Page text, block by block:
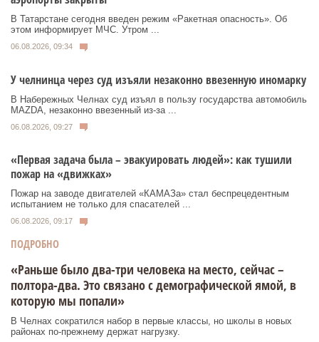
В Татарстане сегодня введен режим «Ракетная опасность». Об
этом информирует МЧС. Утром ...
06.08.2026, 09:34
У челнинца через суд изъяли незаконно ввезенную иномарку
В Набережных Челнах суд изъял в пользу государства автомобиль
MAZDA, незаконно ввезенный из‑за ...
06.08.2026, 09:27
«Первая задача была – эвакуировать людей»: как тушили
пожар на «движках»
Пожар на заводе двигателей «КАМАЗа» стал беспрецедентным
испытанием не только для спасателей ...
06.08.2026, 09:17
ПОДРОБНО
«Раньше было два-три человека на место, сейчас –
полтора-два. Это связано с демографической ямой, в
которую мы попали»
В Челнах сократился набор в первые классы, но школы в новых
районах по-прежнему держат нагрузку.